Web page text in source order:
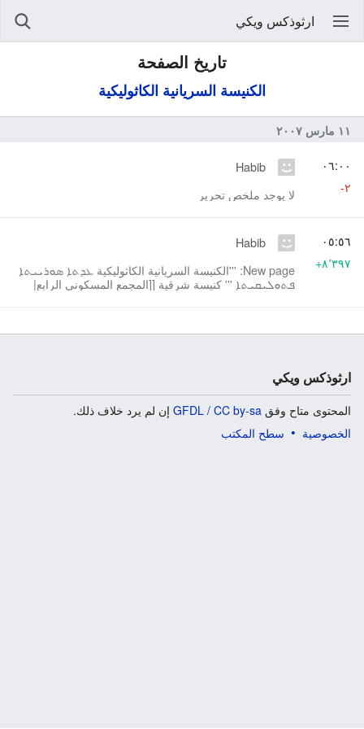
ارثوذكس ويكي
تاريخ الصفحة
الكنيسة السريانية الكاثوليكية
١١ مارس ٢٠٠٧
Habib
لا يوجد ملخص تحرير
٠٦:٠٠
-٢
Habib
New page: '''الكنيسة السريانية الكاثوليكية ܥܕܬܐ ܣܘܪܝܝܬܐ
ܦܬܘܠܝܩܝܬܐ ''' كنيسة شرقية [[المجمع المسكوني الرابع|
٠٥:٥٦
+٨٬٣٩٧
ارثوذكس ويكي
المحتوى متاح وفق GFDL / CC by-sa إن لم يرد خلاف ذلك.
الخصوصية
سطح المكتب